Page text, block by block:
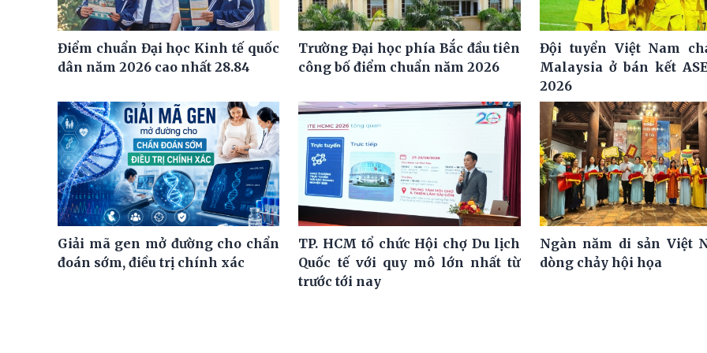
Điểm chuẩn Đại học Kinh tế quốc
dân năm 2026 cao nhất 28.84
Trường Đại học phía Bắc đầu tiên
công bố điểm chuẩn năm 2026
Đội tuyển Việt Nam
Malaysia ở bán kết
2026
Giải mã gen mở đường cho chẩn
đoán sớm, điều trị chính xác
TP. HCM tổ chức Hội chợ Du lịch
Quốc tế với quy mô lớn nhất từ
trước tới nay
Ngàn năm di sản Việt
dòng chảy hội họa